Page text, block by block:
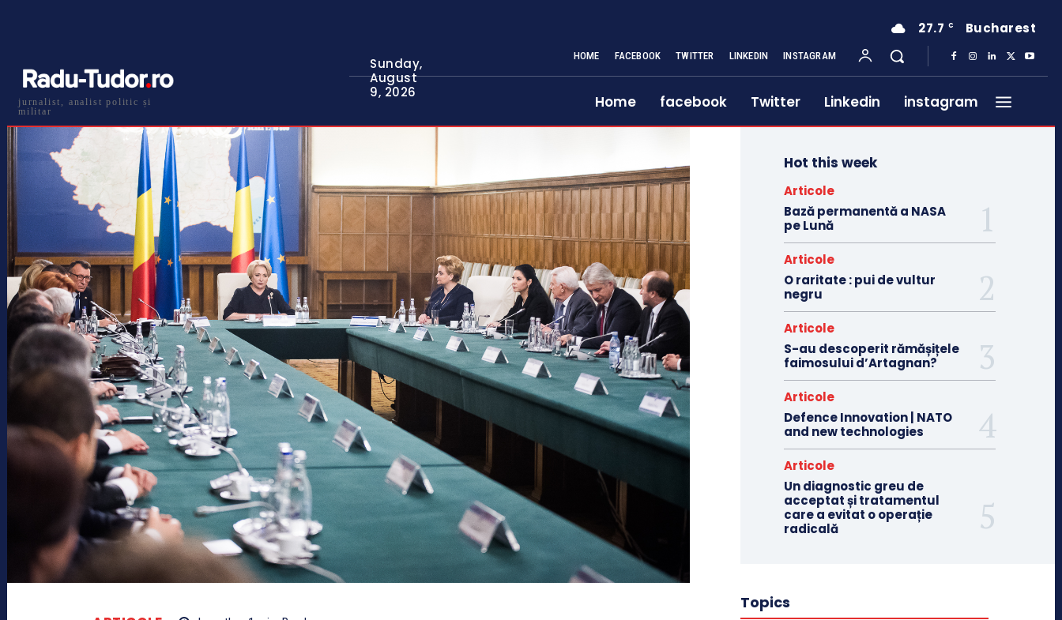
jurnalist, analist politic și
militar
Sunday,
August
9, 2026
27.7 C Bucharest
HOME FACEBOOK TWITTER LINKEDIN INSTAGRAM
Home facebook Twitter Linkedin instagram
Hot this week
Articole
Bază permanentă a NASA
pe Lună
Articole
O raritate : pui de vultur
negru
Articole
S-au descoperit rămășițele
faimosului d’Artagnan?
Articole
Defence Innovation | NATO
and new technologies
Articole
Un diagnostic greu de
acceptat și tratamentul
care a evitat o operație
radicală
Topics